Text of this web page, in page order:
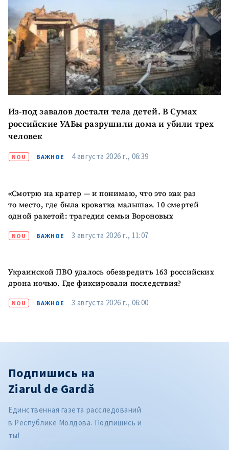
Из-под завалов достали тела детей. В Сумах
российские УАБы разрушили дома и убили трех
человек
NOU ВАЖНОЕ 4 августа 2026 г., 06:39
«Смотрю на кратер — и понимаю, что это как раз
то место, где была кроватка малыша». 10 смертей
одной ракетой: трагедия семьи Вороновых
NOU ВАЖНОЕ 3 августа 2026 г., 11:07
Украинской ПВО удалось обезвредить 163 российских
дрона ночью. Где фиксировали последствия?
NOU ВАЖНОЕ 3 августа 2026 г., 06:00
Подпишись на
Ziarul de Gardă
Единственная газета расследований
в Республике Молдова. Подпишись и
ты!